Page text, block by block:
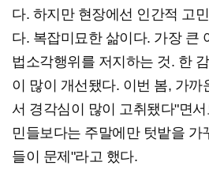
다. 하지만 현장에선 인간적 고
다. 복잡미묘한 삶이다. 가장 큰
법소각행위를 저지하는 것. 한
이 많이 개선됐다. 이번 봄, 가까
서 경각심이 많이 고취됐다"면
민들보다는 주말에만 텃밭을 가
들이 문제"라고 했다.